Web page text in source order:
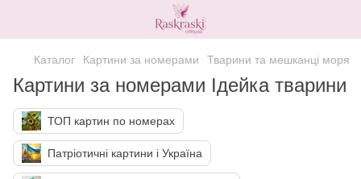
Каталог Картини за номерами Тварини та мешканці моря
Картини за номерами Ідейка тварини
ТОП картин по номерах
Патріотичні картини і Україна